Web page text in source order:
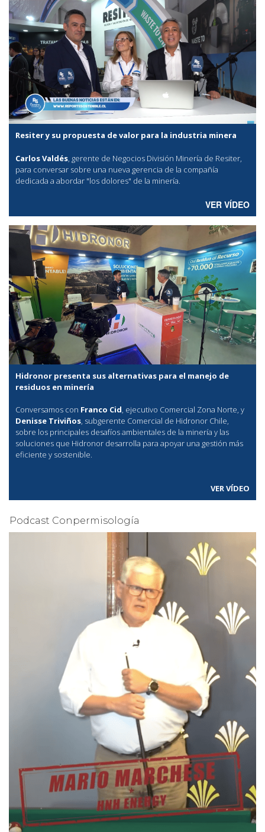
Resiter y su propuesta de valor para la industria minera
Carlos Valdés, gerente de Negocios División Minería de Resiter,
para conversar sobre una nueva gerencia de la compañía
dedicada a abordar "los dolores" de la minería.
VER VÍDEO
Hidronor presenta sus alternativas para el manejo de
residuos en minería
Conversamos con Franco Cid, ejecutivo Comercial Zona Norte, y
Denisse Triviños, subgerente Comercial de Hidronor Chile,
sobre los principales desafíos ambientales de la minería y las
soluciones que Hidronor desarrolla para apoyar una gestión más
eficiente y sostenible.
VER VÍDEO
Podcast Conpermisología